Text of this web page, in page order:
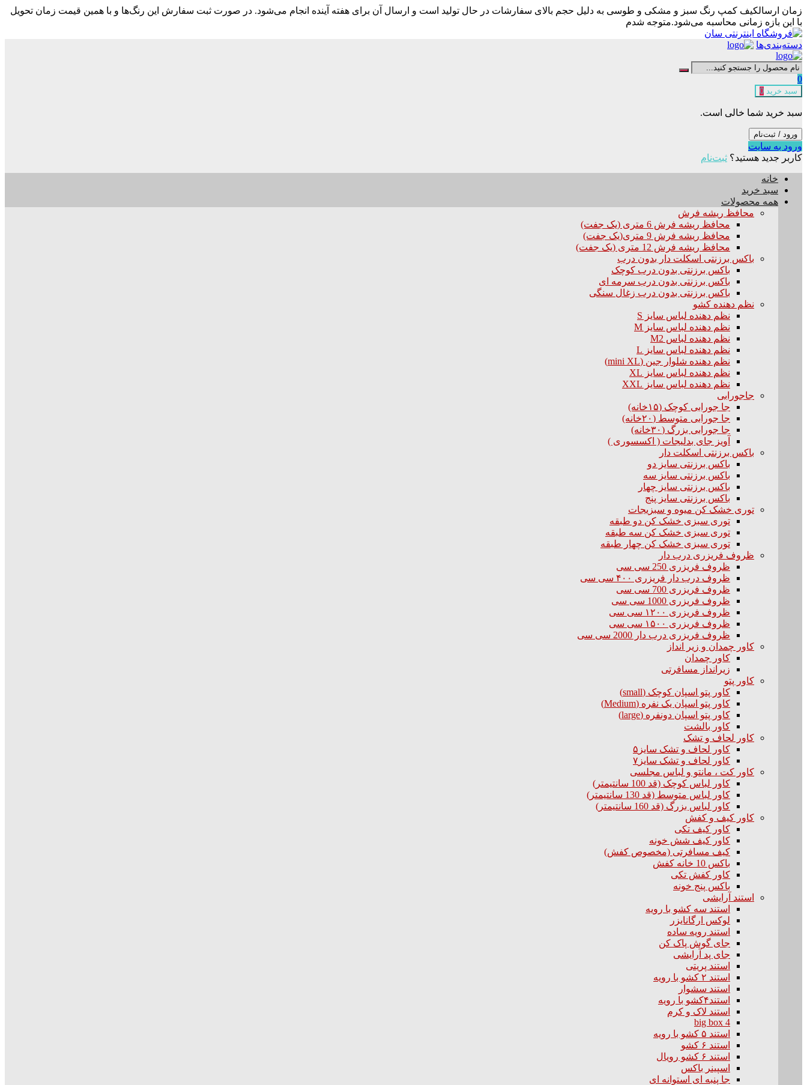
زمان ارسالکیف کمپ رنگ سبز و مشکی و طوسی به دلیل حجم بالای سفارشات در حال تولید است و ارسال آن برای هفته آینده انجام می‌شود. در صورت ثبت سفارش این رنگ‌ها و با همین قیمت زمان تحویل
با این بازه زمانی محاسبه می‌شود.متوجه شدم
دسته‌بندی‌ها
0
سبد خرید 0
سبد خرید شما خالی است.
ورود / ثبت‌نام
ورود به سایت
کاربر جدید هستید؟ ثبت‌نام
خانه
سبد خرید
همه محصولات
محافظ ریشه فرش
محافظ ریشه فرش 6 متری (یک جفت)
محافظ ریشه فرش 9 متری(یک جفت)
محافظ ریشه فرش 12 متری (یک جفت)
باکس برزنتی اسکلت دار بدون درب
باکس برزنتی بدون درب کوچک
باکس برزنتی بدون درب سرمه ای
باکس برزنتی بدون درب زغال سنگی
نظم دهنده کشو
نظم دهنده لباس سایز S
نظم دهنده لباس سایز M
نظم دهنده لباس M2
نظم دهنده لباس سایز L
نظم دهنده شلوار جین (mini XL)
نظم دهنده لباس سایز XL
نظم دهنده لباس سایز XXL
جاجورابی
جا جورابی کوچک (۱۵خانه)
جا جورابی متوسط (۲۰خانه)
جا جورابی بزرگ (۳۰خانه)
آویز جای بدلیجات ( اکسسوری )
باکس برزنتی اسکلت دار
باکس برزنتی سایز دو
باکس برزنتی سایز سه
باکس برزنتی سایز چهار
باکس برزنتی سایز پنج
توری خشک کن میوه و سبزیجات
توری سبزی خشک کن دو طبقه
توری سبزی خشک کن سه طبقه
توری سبزی خشک کن چهار طبقه
ظروف فریزری درب دار
ظروف فریزری 250 سی سی
ظروف درب دار فریزری ۴۰۰ سی سی
ظروف فریزری 700 سی سی
ظروف فریزری 1000 سی سی
ظروف فریزری ۱۲۰۰ سی سی
ظروف فریزری ۱۵۰۰ سی سی
ظروف فریزری درب دار 2000 سی سی
کاور چمدان و زیر انداز
کاور چمدان
زیرانداز مسافرتی
کاور پتو
کاور پتو اسپان کوچک (small)
کاور پتو اسپان یک نفره (Medium)
کاور پتو اسپان دونفره (large)
کاور بالشت
کاور لحاف و تشک
کاور لحاف و تشک سایز۵
کاور لحاف و تشک سایز۷
کاور کت ، مانتو و لباس مجلسی
کاور لباس کوچک (قد 100 سانتیمتر)
کاور لباس متوسط (قد 130 سانتیمتر)
کاور لباس بزرگ (قد 160 سانتیمتر)
کاور کیف و کفش
کاور کیف تکی
کاور کیف شش خونه
کیف مسافرتی (مخصوص کفش)
باکس 10 خانه کفش
کاور کفش تکی
باکس پنج خونه
استند آرایشی
استند سه کشو با رویه
لوکس ارگانایزر
استند رویه ساده
جای گوش پاک کن
جای پد آرایشی
استند پریتی
استند ۲ کشو با رویه
استند سشوار
استند۴کشو با رویه
استند لاک و کرم
big box 4
استند ۵ کشو با رویه
استند ۶ کشو
استند ۶ کشو رویال
اسپینر باکس
جا پنبه ای استوانه ای